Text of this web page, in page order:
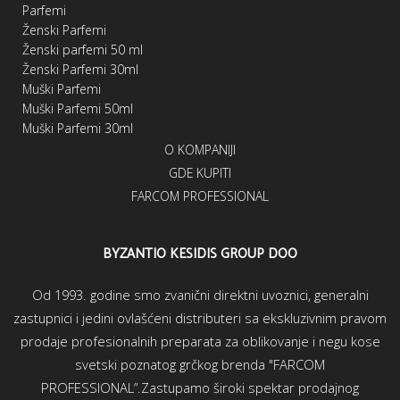
Parfemi
Ženski Parfemi
Ženski parfemi 50 ml
Ženski Parfemi 30ml
Muški Parfemi
Muški Parfemi 50ml
Muški Parfemi 30ml
O KOMPANIJI
GDE KUPITI
FARCOM PROFESSIONAL
BYZANTIO KESIDIS GROUP DOO
Od 1993. godine smo zvanični direktni uvoznici, generalni
zastupnici i jedini ovlašćeni distributeri sa ekskluzivnim pravom
prodaje profesionalnih preparata za oblikovanje i negu kose
svetski poznatog grčkog brenda "FARCOM
PROFESSIONAL”.Zastupamo široki spektar prodajnog